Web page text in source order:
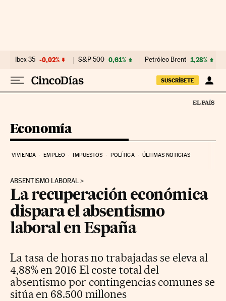
Ibex 35 -0,02% S&P 500 0,61% Petróleo Brent 1,28%
SUSCRÍBETE
Economía
VIVIENDA EMPLEO IMPUESTOS POLÍTICA ÚLTIMAS NOTICIAS
ABSENTISMO LABORAL
La recuperación económica
dispara el absentismo
laboral en España
La tasa de horas no trabajadas se eleva al
4,88% en 2016 El coste total del
absentismo por contingencias comunes se
sitúa en 68.500 millones